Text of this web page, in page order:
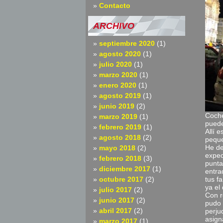
Contacto
ARCHIVO
septiembre 2020 (1)
agosto 2020 (1)
julio 2020 (1)
marzo 2020 (1)
enero 2020 (1)
agosto 2019 (1)
junio 2019 (2)
marzo 2019 (1)
febrero 2019 (1)
agosto 2018 (2)
mayo 2018 (2)
febrero 2018 (3)
diciembre 2017 (1)
octubre 2017 (2)
julio 2017 (2)
junio 2017 (2)
abril 2017 (2)
marzo 2017 (1)
Allí
He
tus
ya el
Con
pudo